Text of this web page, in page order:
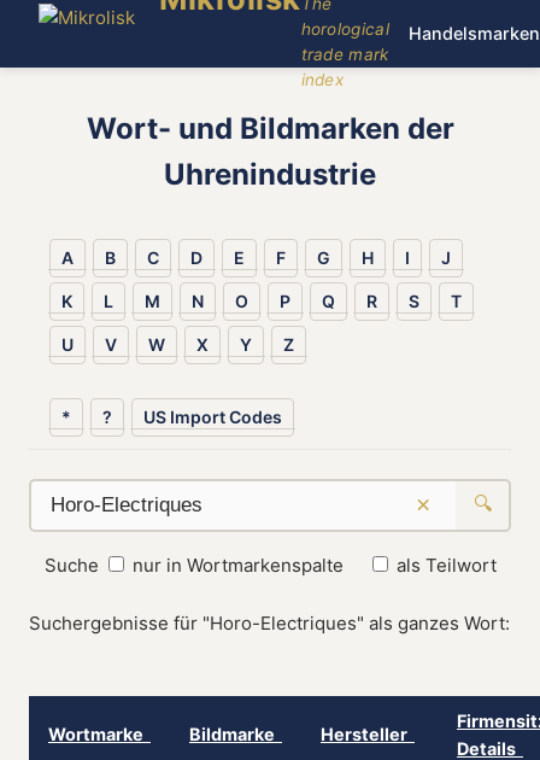
horological
trade mark
index
Handelsmarken
Wort- und Bildmarken der
Uhrenindustrie
A B C D E F G H I J
K L M N O P Q R S T
U V W X Y Z
* ? US Import Codes
× 🔍
Suche nur in Wortmarkenspalte als Teilwort
Suchergebnisse für "Horo-Electriques" als ganzes Wort:
Wortmarke Bildmarke Hersteller
Details